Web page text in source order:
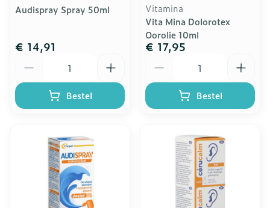
Audispray Spray 50ml
€ 14,91
Bestel
Vitamina
Vita Mina Dolorotex
Oorolie 10ml
€ 17,95
Bestel